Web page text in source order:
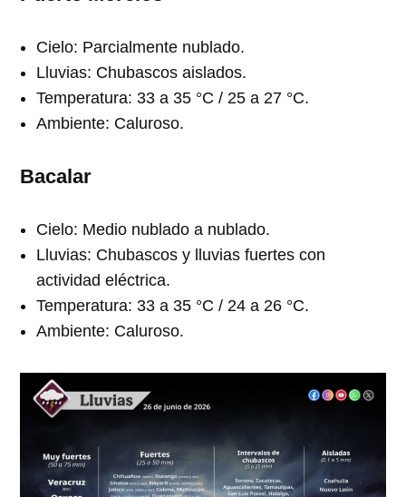
Cielo: Parcialmente nublado.
Lluvias: Chubascos aislados.
Temperatura: 33 a 35 °C / 25 a 27 °C.
Ambiente: Caluroso.
Bacalar
Cielo: Medio nublado a nublado.
Lluvias: Chubascos y lluvias fuertes con
actividad eléctrica.
Temperatura: 33 a 35 °C / 24 a 26 °C.
Ambiente: Caluroso.